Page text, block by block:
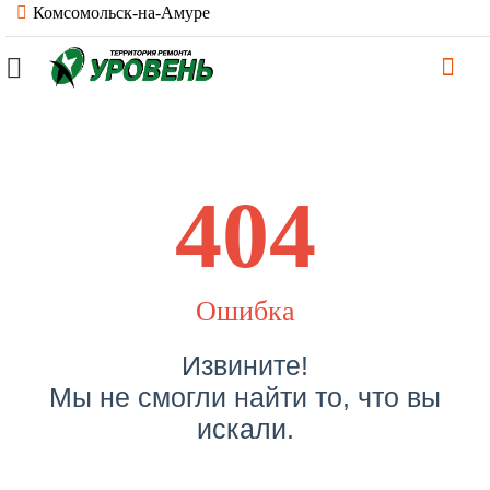
Комсомольск-на-Амуре
404
Ошибка
Извините!
Мы не смогли найти то, что вы
искали.